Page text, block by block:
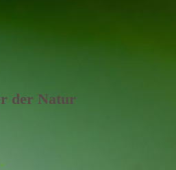
der Natur